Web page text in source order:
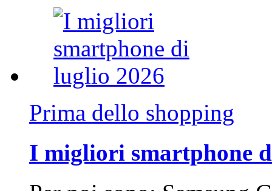
Prima dello shopping
I migliori smartphone